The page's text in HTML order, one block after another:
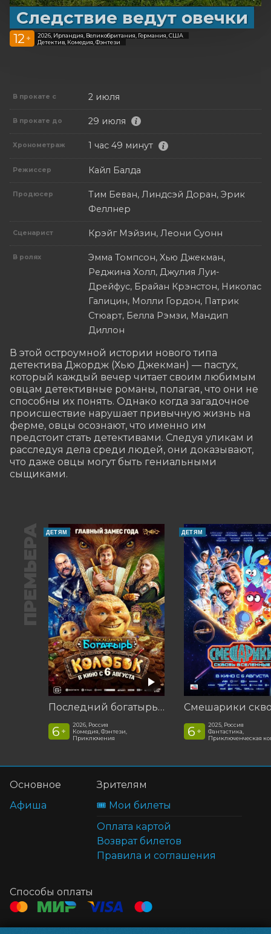
Cледствие ведут овечки
12 +
2026, Ирландия, Великобритания, Германия, США
Детектив, Комедия, Фэнтези
В прокате с 2 июля
В прокате до 29 июля
Хронометраж 1 час 49 минут
Режиссер Кайл Балда
Продюсер
Тим Беван, Линдсэй Доран, Эрик
Феллнер
Сценарист Крэйг Мэйзин, Леони Суонн
В ролях
Эмма Томпсон, Хью Джекман,
Реджина Холл, Джулия Луи-
Дрейфус, Брайан Крэнстон, Николас
Галицин, Молли Гордон, Патрик
Стюарт, Белла Рэмзи, Мандип
Диллон
В этой остроумной истории нового типа
детектива Джордж (Хью Джекман) — пастух,
который каждый вечер читает своим любимым
овцам детективные романы, полагая, что они не
способны их понять. Однако когда загадочное
происшествие нарушает привычную жизнь на
ферме, овцы осознают, что именно им
предстоит стать детективами. Следуя уликам и
расследуя дела среди людей, они доказывают,
что даже овцы могут быть гениальными
сыщиками.
ПРЕМЬЕРА ДЕТЯМ
Последний богатырь. Колобок
6 +
2026, Россия
Комедия, Фэнтези,
Приключения
ДЕТЯМ
6 +
2025, Россия
Фантастика,
Приключенческая
Основное
Афиша
Зрителям
🎟️ Мои билеты
Оплата картой
Возврат билетов
Правила и соглашения
Способы оплаты